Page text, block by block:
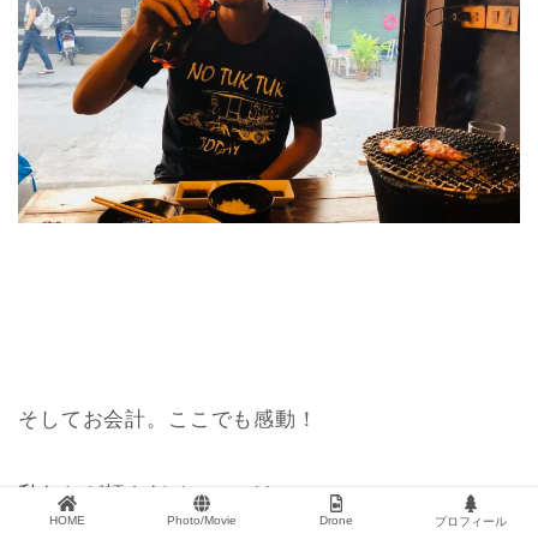
そしてお会計。ここでも感動！
私たちが頼んだメニューは、
HOME Photo/Movie Drone プロフィール